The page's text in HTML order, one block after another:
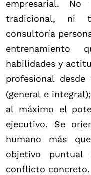
empresarial.
tradicional, ni
consultoría
entrenamiento
habilidades y
profesional
(general e
al máximo el
ejecutivo. Se
humano más
objetivo
conflicto concreto.